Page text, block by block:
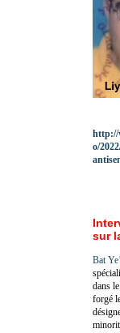
http://
o/
sur
Bat
dans
forgé